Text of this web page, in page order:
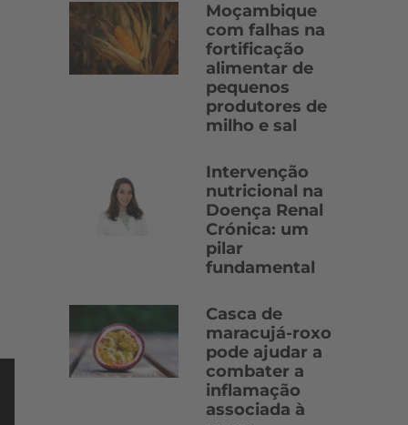
Moçambique
com falhas na
fortificação
alimentar de
pequenos
produtores de
milho e sal
Intervenção
nutricional na
Doença Renal
Crónica: um
pilar
fundamental
Casca de
maracujá-roxo
pode ajudar a
combater a
inflamação
associada à